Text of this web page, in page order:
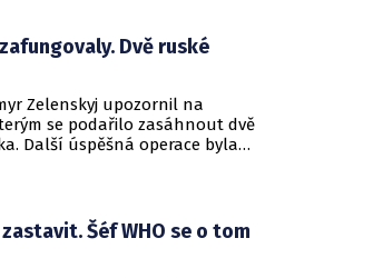
Dvě ruské
Zelenskyj upozornil na
se podařilo zasáhnout dvě
Další úspěšná operace byla
Šéf WHO se o tom